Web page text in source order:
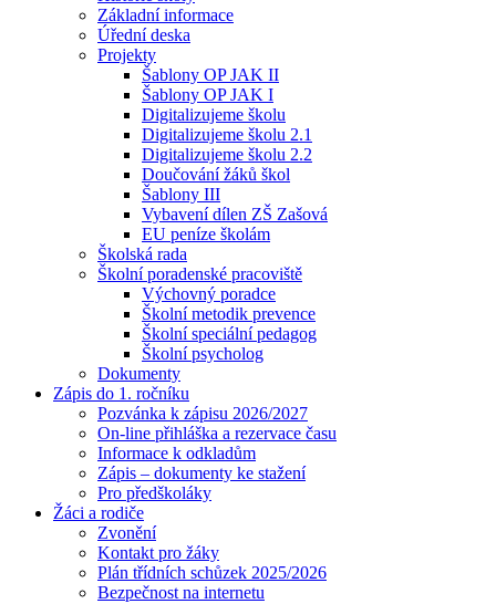
Základní informace
Úřední deska
Projekty
Šablony OP JAK II
Šablony OP JAK I
Digitalizujeme školu
Digitalizujeme školu 2.1
Digitalizujeme školu 2.2
Doučování žáků škol
Šablony III
Vybavení dílen ZŠ Zašová
EU peníze školám
Školská rada
Školní poradenské pracoviště
Výchovný poradce
Školní metodik prevence
Školní speciální pedagog
Školní psycholog
Dokumenty
Zápis do 1. ročníku
Pozvánka k zápisu 2026/2027
On-line přihláška a rezervace času
Informace k odkladům
Zápis – dokumenty ke stažení
Pro předškoláky
Žáci a rodiče
Zvonění
Kontakt pro žáky
Plán třídních schůzek 2025/2026
Bezpečnost na internetu